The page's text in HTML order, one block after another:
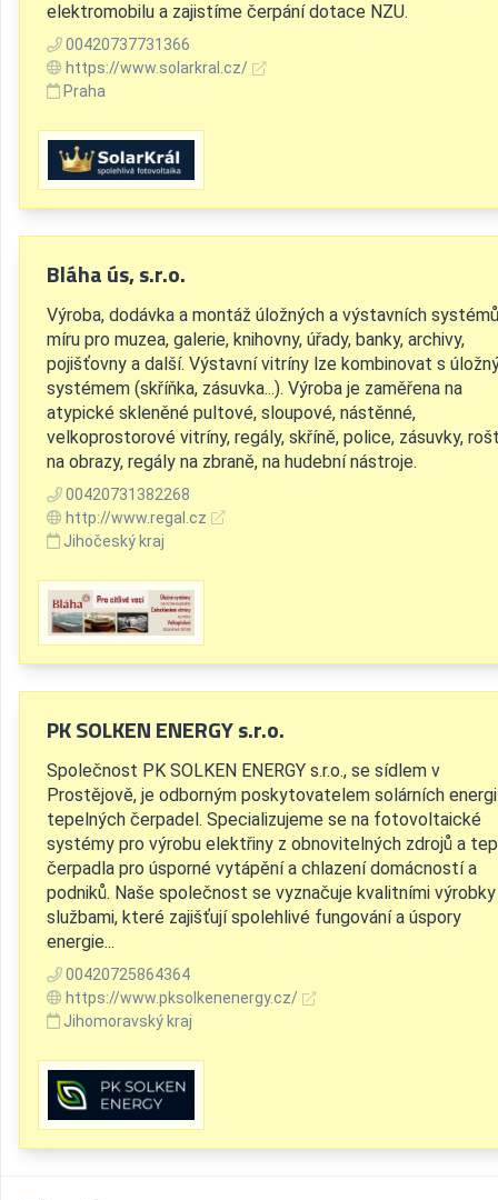
elektromobilu a zajistíme čerpání dotace NZU.
00420737731366
https://www.solarkral.cz/
Praha
Bláha ús, s.r.o.
Výroba, dodávka a montáž úložných a výstavních
míru pro muzea, galerie, knihovny, úřady, banky, archivy,
pojišťovny a další. Výstavní vitríny lze kombinovat s
systémem (skříňka, zásuvka...). Výroba je zaměřena na
atypické skleněné pultové, sloupové, nástěnné,
velkoprostorové vitríny, regály, skříně, police, zásuvky,
na obrazy, regály na zbraně, na hudební nástroje.
00420731382268
http://www.regal.cz
Jihočeský kraj
PK SOLKEN ENERGY s.r.o.
Společnost PK SOLKEN ENERGY s.r.o., se sídlem v
Prostějově, je odborným poskytovatelem solárních
tepelných čerpadel. Specializujeme se na fotovoltaické
systémy pro výrobu elektřiny z obnovitelných zdrojů a
čerpadla pro úsporné vytápění a chlazení domácností a
podniků. Naše společnost se vyznačuje kvalitními
službami, které zajišťují spolehlivé fungování a úspory
energie...
00420725864364
https://www.pksolkenenergy.cz/
Jihomoravský kraj